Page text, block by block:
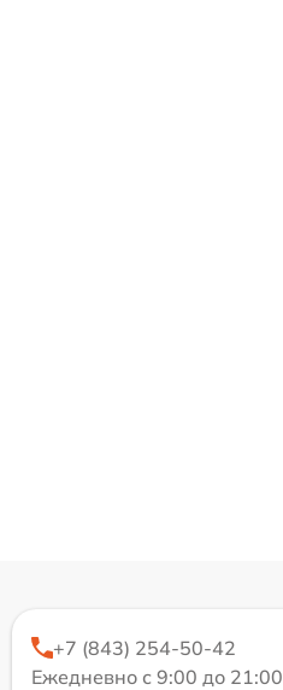
+7 (843) 254-50-42
Ежедневно с 9:00 до 21:00